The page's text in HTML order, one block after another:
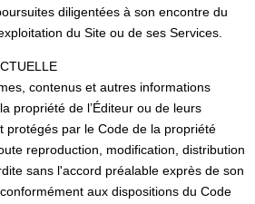
diligentées à son encontre du
du Site ou de ses Services.
contenus et autres informations
propriété de l’Éditeur ou de leurs
protégés par le Code de la propriété
reproduction, modification, distribution
sans l'accord préalable exprès de son
aux dispositions du Code